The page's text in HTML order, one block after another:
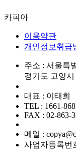
카피아
이용약관
개인정보취급
주소 : 서울특
경기도 고양
대표 : 이태희
TEL : 1661-
FAX : 02-863-
메일 :
사업자등록번